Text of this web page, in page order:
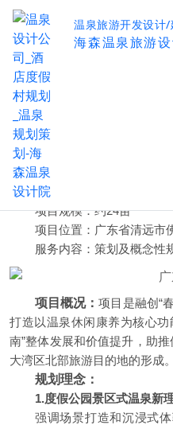
温泉旅游开发设计
海森温泉旅游
项目基本信息
项目名称：广东清远融创
投资方：融创集团
项目规模：约24亩
项目位置：广东省清远市
服务内容：策划及概念性
项目概况：项目是融创“
打造以温泉休闲康养为核心
南”整体发展和价值提升，助
大湾区北部旅游目的地的形成。
规划理念：
1.度假公园景区式温泉新
强调场景打造和沉浸式